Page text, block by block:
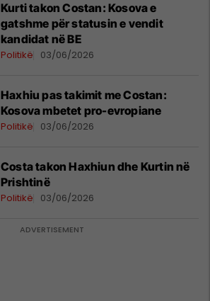
Kurti takon Costan: Kosova e
gatshme për statusin e vendit
kandidat në BE
Politikë 03/06/2026
Haxhiu pas takimit me Costan:
Kosova mbetet pro-evropiane
Politikë 03/06/2026
Costa takon Haxhiun dhe Kurtin në
Prishtinë
Politikë 03/06/2026